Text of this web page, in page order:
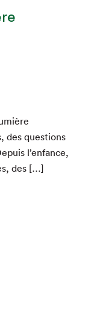
vous?
des ques­tions
l’enfance,
des […]